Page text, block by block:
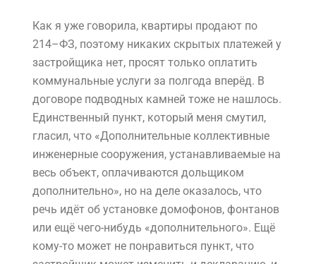
базовые, самые дорогие цены на квартиры, но
в действительности вы заплатите меньше,
поскольку при 100% оплате вам сделают
скидку в 9% от суммы, при ипотеке – 7%, а при
рассрочке – 7% от первого взноса. И это, не
считая скидок и акций, которые всегда
бывают у застройщика.
Как я уже говорила, квартиры продают по
214–ФЗ, поэтому никаких скрытых платежей у
застройщика нет, просят только оплатить
коммунальные услуги за полгода вперёд. В